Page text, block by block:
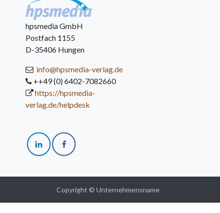
hpsmedia GmbH
Postfach 1155
D-35406 Hungen
info@hpsmedia-verlag.de
++49 (0) 6402-7082660
https://hpsmedia-
verlag.de/helpdesk
Copyright © Unternehmensname